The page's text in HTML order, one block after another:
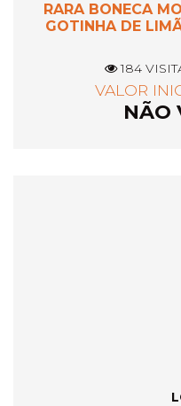
RARA BONECA
GOTINHA DE
184
VALOR
NÃO